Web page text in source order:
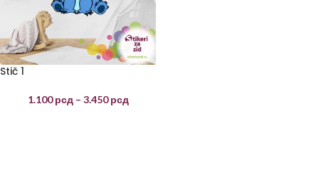
Stič 1
1.100рсд – 3.450рсд